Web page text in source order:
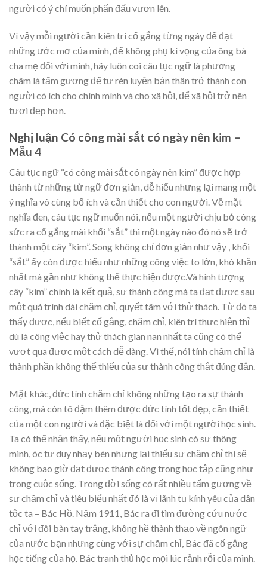
người có ý chí muốn phấn đấu vươn lên.
Vì vậy mỗi người cần kiên trì cố gắng từng ngày để đạt
những ước mơ của mình, để không phụ kì vọng của ông bà
cha mẹ đối với mình, hãy luôn coi câu tục ngữ là phương
châm là tấm gương để tự rèn luyện bản thân trở thành con
người có ích cho chính mình và cho xã hội, để xã hội trở nên
tươi đẹp hơn.
Nghị luận Có công mài sắt có ngày nên kim –
Mẫu 4
Câu tục ngữ “có công mài sắt có ngày nên kim” được hợp
thành từ những từ ngữ đơn giản, dễ hiểu nhưng lại mang một
ý nghĩa vô cùng bổ ích và cần thiết cho con người. Về mặt
nghĩa đen, câu tục ngữ muốn nói, nếu một người chịu bỏ công
sức ra cố gắng mài khối “sắt” thì một ngày nào đó nó sẽ trở
thành một cây “kim”. Song không chỉ đơn giản như vậy , khối
“sắt” ấy còn được hiểu như những công việc to lớn, khó khăn
nhất mà gần như không thể thực hiện được.Và hình tượng
cây “kim” chính là kết quả, sự thành công mà ta đạt được sau
một quá trình dài chăm chỉ, quyết tâm với thử thách. Từ đó ta
thấy được, nếu biết cố gắng, chăm chỉ, kiên trì thực hiện thỉ
dù là công việc hay thử thách gian nan nhất ta cũng có thể
vượt qua được một cách dễ dàng. Vì thế, nói tính chăm chỉ là
thành phần không thể thiếu của sự thành công thật đúng đắn.
Mặt khác, đức tính chăm chỉ không những tạo ra sự thành
công, mà còn tô đậm thêm được đức tính tốt đẹp, cần thiết
của một con người và đặc biệt là đối với một người học sinh.
Ta có thể nhận thấy, nếu một người học sinh có sự thông
minh, óc tư duy nhạy bén nhưng lại thiếu sự chăm chỉ thì sẽ
không bao giờ đạt được thành công trong học tập cũng như
trong cuộc sống. Trong đời sống có rất nhiều tấm gương về
sự chăm chỉ và tiêu biểu nhất đó là vị lãnh tụ kính yêu của dân
tộc ta – Bác Hồ. Năm 1911, Bác ra đi tìm đường cứu nước
chỉ với đôi bàn tay trắng, không hề thành thạo về ngôn ngữ
của nước bạn nhưng cùng với sự chăm chỉ, Bác đã cố gắng
học tiếng của họ. Bác tranh thủ học mọi lúc rảnh rỗi của mình.